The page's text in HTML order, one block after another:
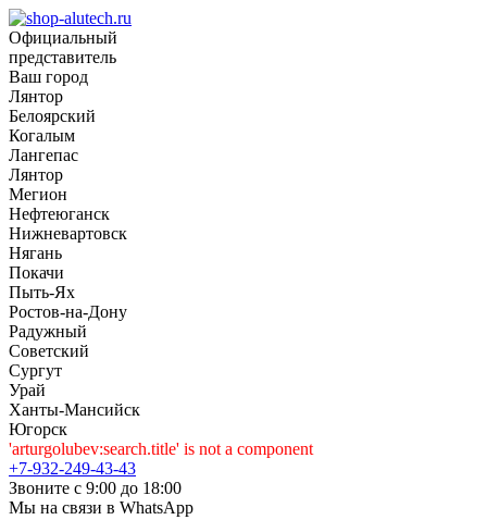
Официальный
представитель
Ваш город
Лянтор
Белоярский
Когалым
Лангепас
Лянтор
Мегион
Нефтеюганск
Нижневартовск
Нягань
Покачи
Пыть-Ях
Рoстов-на-Дону
Радужный
Советский
Сургут
Урай
Ханты-Мансийск
Югорск
'arturgolubev:search.title' is not a component
+7-932-249-43-43
Звоните с 9:00 до 18:00
Мы на связи в WhatsApp